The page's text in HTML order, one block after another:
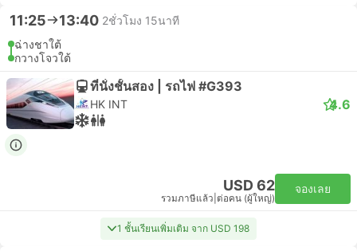
11:25 13:40 2ชั่วโมง 15นาที
ฉ่างชาใต้
กวางโจวใต้
ที่นั่งชั้นสอง | รถไฟ #G393
HK INT 4.6
USD 62
รวมภาษีแล้ว ต่อคน (ผู้ใหญ่)
จองเลย
1 ชั้นเรียนเพิ่มเติม จาก USD 198